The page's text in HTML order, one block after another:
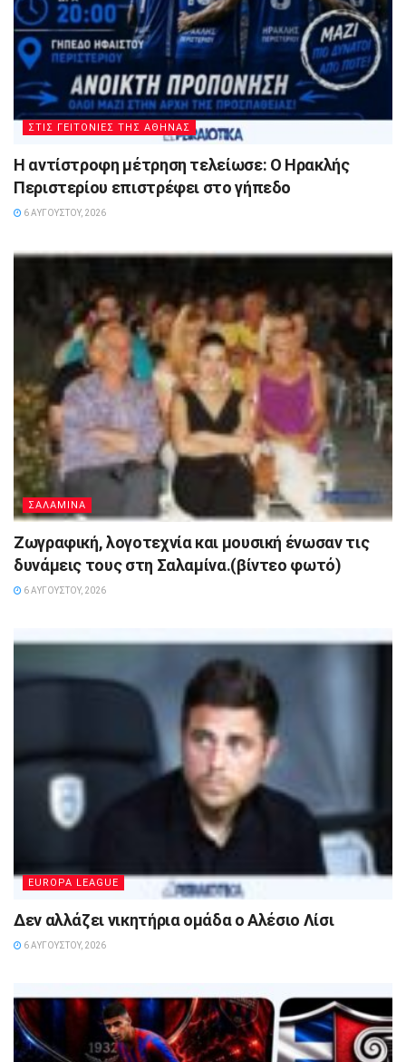
ΣΤΙΣ ΓΕΙΤΟΝΙΕΣ ΤΗΣ ΑΘΗΝΑΣ
Η αντίστροφη μέτρηση τελείωσε: Ο Ηρακλής
Περιστερίου επιστρέφει στο γήπεδο
6 ΑΥΓΟΎΣΤΟΥ, 2026
ΣΑΛΑΜΙΝΑ
Ζωγραφική, λογοτεχνία και μουσική ένωσαν τις
δυνάμεις τους στη Σαλαμίνα.(βίντεο φωτό)
6 ΑΥΓΟΎΣΤΟΥ, 2026
EUROPA LEAGUE
Δεν αλλάζει νικητήρια ομάδα ο Αλέσιο Λίσι
6 ΑΥΓΟΎΣΤΟΥ, 2026